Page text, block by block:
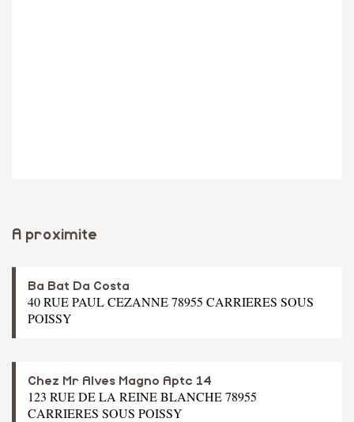
A proximite
Ba Bat Da Costa
40 RUE PAUL CEZANNE 78955 CARRIERES SOUS
POISSY
Chez Mr Alves Magno Aptc 14
123 RUE DE LA REINE BLANCHE 78955
CARRIERES SOUS POISSY